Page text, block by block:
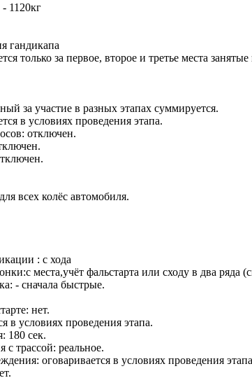
1120кг
гандикапа
только за первое, второе и третье места занятые
за участие в разных этапах суммируется.
в условиях проведения этапа.
отключен.
всех колёс автомобиля.
: с хода
места,учёт фальстарта или сходу в два ряда
- сначала быстрые.
нет.
в условиях проведения этапа.
180 сек.
с трассой: реальное.
оговаривается в условиях проведения этапа